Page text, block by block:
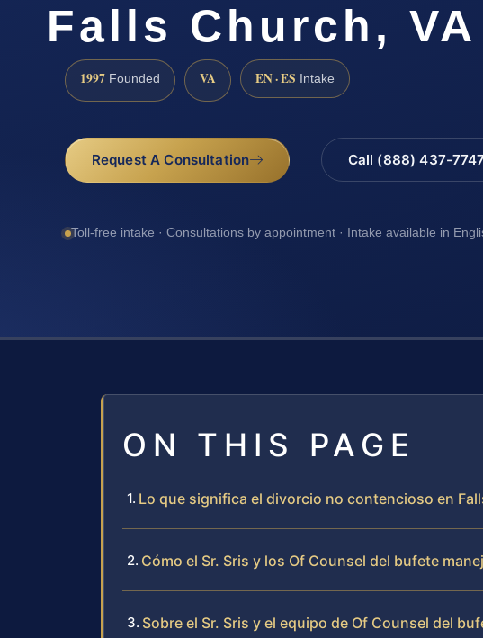
Falls Church, VA
1997 Founded VA EN · ES Intake
Request A Consultation Call (888) 437-
Toll-free intake · Consultations by appointment · Intake available in
ON THIS PAGE
Lo que significa el divorcio no contencioso en
Cómo el Sr. Sris y los Of Counsel del bufete
Sobre el Sr. Sris y el equipo de Of Counsel del